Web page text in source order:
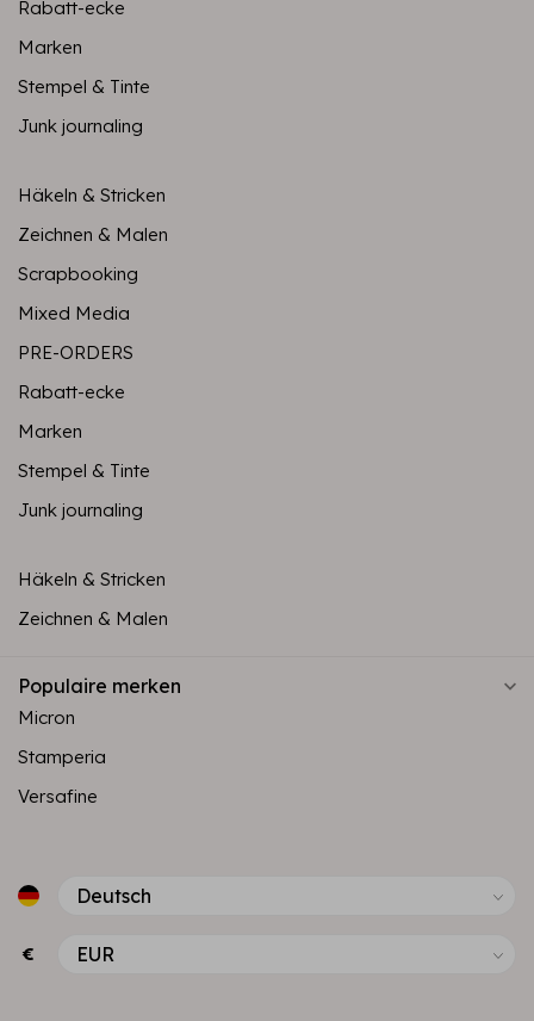
Rabatt-ecke
Marken
Stempel & Tinte
Junk journaling
Häkeln & Stricken
Zeichnen & Malen
Scrapbooking
Mixed Media
PRE-ORDERS
Rabatt-ecke
Marken
Stempel & Tinte
Junk journaling
Häkeln & Stricken
Zeichnen & Malen
Populaire merken
Micron
Stamperia
Versafine
€